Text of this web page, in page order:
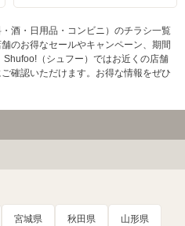
酒・日用品・コンビニ）のチラシ一覧
のお得なセールやキャンペーン、期間
（シュフー）ではお近くの店舗
確認いただけます。お得な情報をぜひ
宮城県 秋田県 山形県